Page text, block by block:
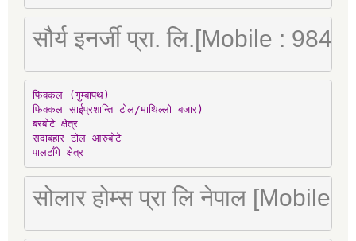
सौर्य इनर्जी प्रा. लि.[Mobile :
फिक्कल (गुम्बापथ)
फिक्कल साईप्रशान्ति टोल/माथिल्लो बजार)
बरबोटे क्षेत्र
सदाबहार टोल आरुबोटे
पालटाँगे क्षेत्र
सोलार होम्स प्रा लि नेपाल [Mobile